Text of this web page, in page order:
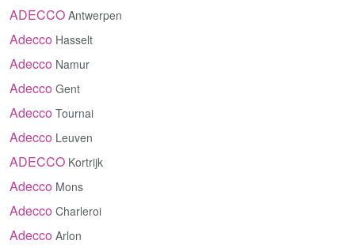
ADECCO Antwerpen
Adecco Hasselt
Adecco Namur
Adecco Gent
Adecco Tournai
Adecco Leuven
ADECCO Kortrijk
Adecco Mons
Adecco Charleroi
Adecco Arlon